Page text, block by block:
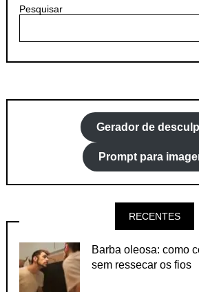
Pesquisar
Gerador de
Prompt para
RECENTES
Barba oleosa: como
sem ressecar os fios